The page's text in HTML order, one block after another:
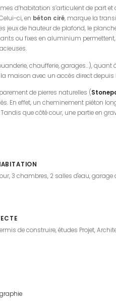
d’habitation s’articulent de part et
ci, en béton ciré, marque la
jeux de hauteur de plafond, le
ou fixes en aluminium permettent,
chaufferie, garages…), quant
la maison avec un accès direct depuis
de pierres naturelles (
En effet, un cheminement piéton
Tandis que côté cour, une partie en
3 chambres, 2 salles d'eau, garage
de construire, études Projet,